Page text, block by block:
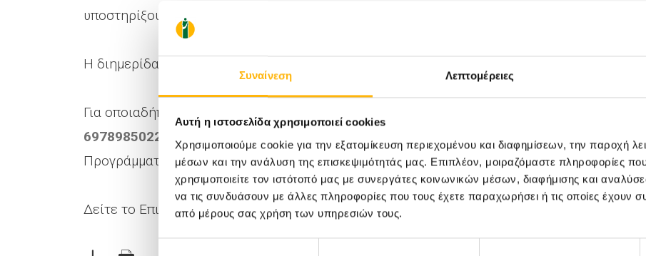
Συναίνεση Λεπτομέρειες
Αυτή η ιστοσελίδα χρησιμοποιεί cookies
Χρησιμοποιούμε cookie για την εξατομίκευση περιεχομένου και διαφημίσεων, την παροχή
μέσων και την ανάλυση της επισκεψιμότητάς μας. Επιπλέον, μοιραζόμαστε πληροφορίες
χρησιμοποιείτε τον ιστότοπό μας με συνεργάτες κοινωνικών μέσων, διαφήμισης και
να τις συνδυάσουν με άλλες πληροφορίες που τους έχετε παραχωρήσει ή τις οποίες έχουν
από μέρους σας χρήση των υπηρεσιών τους.
υποστηρίξουν τον κλινικό ιατρό στην καθημερινή του πρακτική.
Η διημερίδα θα πραγματοποιηθεί με φυσική παρουσία και η εγγραφή για την
Για οποιαδήποτε περαιτέρω πληροφορία ή διευκρίνιση χρειαστείτε, μπορείτε να
6978985022
(Άρης Παπασακελλαρίου – Dromena Meetings & Events ) ή 210 6383906
Προγράμματος, Εκδηλώσεων & Συνεδρίων Ομίλου ΙΑΣΩ).
Δείτε το Επιστημονικό Πρόγραμμα της διημερίδαςεδώ